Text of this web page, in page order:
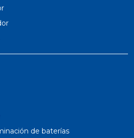
de baterías